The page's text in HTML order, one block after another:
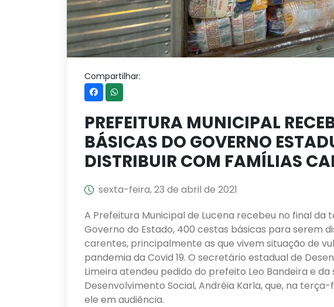
Compartilhar:
PREFEITURA MUNICIPAL
BÁSICAS DO GOVERNO
DISTRIBUIR COM FAMÍLIAS
sexta-feira, 23 de abril de 2021
A Prefeitura Municipal de Lucena recebeu no final
Governo do Estado, 400 cestas básicas para serem
carentes, principalmente as que vivem situação de
pandemia da Covid 19. O secretário estadual de
Limeira atendeu pedido do prefeito Leo Bandeira e
Desenvolvimento Social, Andréia Karla, que, na
ele em audiência.